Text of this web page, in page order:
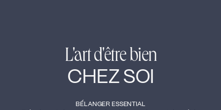
L'art d'être bien
CHEZ SOI
BÉLANGER ESSENTIAL